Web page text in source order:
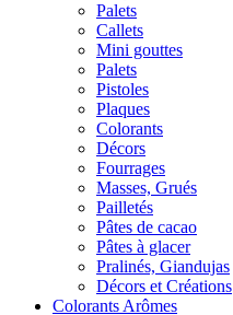
Palets
Callets
Mini gouttes
Palets
Pistoles
Plaques
Colorants
Décors
Fourrages
Masses, Grués
Pailletés
Pâtes de cacao
Pâtes à glacer
Pralinés, Giandujas
Décors et Créations
Colorants Arômes